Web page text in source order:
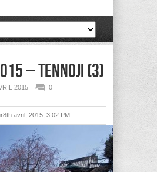
– Tennoji (3)
2015 0
avril, 2015, 3:02 PM